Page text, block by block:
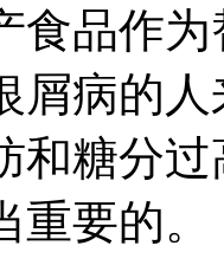
食品作
屑病的
和糖分
要的。